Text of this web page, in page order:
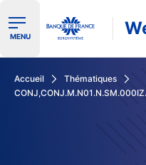
Ouvrir le menu de
MENU
Accueil
Thématiques